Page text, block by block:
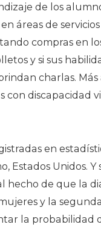
de los
áreas de
compras en
y si sus
charlas.
con discapacidad
en
Estados Unidos. Y
hecho de que la
y la
la probabilidad